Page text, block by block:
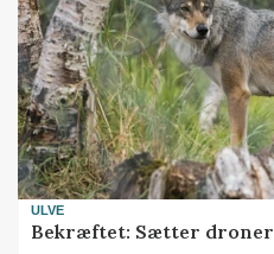
ULVE
Bekræftet: Sætter